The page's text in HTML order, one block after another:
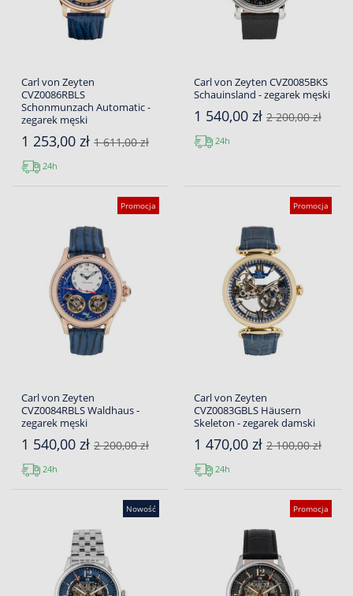
Carl von Zeyten
CVZ0086RBLS
Schonmunzach Automatic -
zegarek męski
1 253,00 zł 1 611,00 zł
24h
Carl von Zeyten CVZ0085BKS
Schauinsland - zegarek męski
1 540,00 zł 2 200,00 zł
24h
Promocja
Carl von Zeyten
CVZ0084RBLS Waldhaus -
zegarek męski
1 540,00 zł 2 200,00 zł
24h
Promocja
Carl von Zeyten
CVZ0083GBLS Häusern
Skeleton - zegarek damski
1 470,00 zł 2 100,00 zł
24h
Nowość Promocja